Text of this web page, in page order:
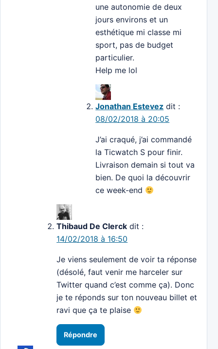
une autonomie de deux
jours environs et un
esthétique mi classe mi
sport, pas de budget
particulier.
Help me lol
Jonathan Estevez dit :
08/02/2018 à 20:05
J’ai craqué, j’ai commandé
la Ticwatch S pour finir.
Livraison demain si tout va
bien. De quoi la découvrir
ce week-end
Thibaud De Clerck dit :
14/02/2018 à 16:50
Je viens seulement de voir ta réponse
(désolé, faut venir me harceler sur
Twitter quand c’est comme ça). Donc
je te réponds sur ton nouveau billet et
ravi que ça te plaise
Répondre